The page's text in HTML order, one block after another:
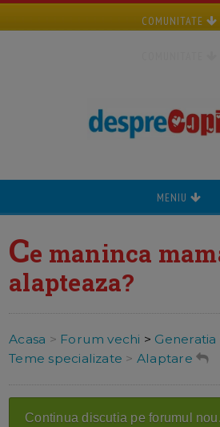
COMUNITATE
MENIU
Ce maninca
alapteaza?
Acasa > Forum vechi >
Teme specializate > Alaptare
Continua discutia pe forumul